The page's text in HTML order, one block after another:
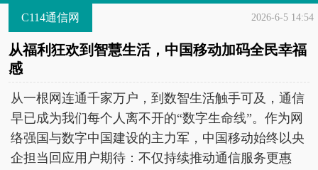
C114通信网 2026-6-5 14:54
从福利狂欢到智慧生活，中国移动加码全民幸福
感
从一根网连通千家万户，到数智生活触手可及，通信
早已成为我们每个人离不开的“数字生命线”。作为网
络强国与数字中国建设的主力军，中国移动始终以央
企担当回应用户期待：不仅持续推动通信服务更惠